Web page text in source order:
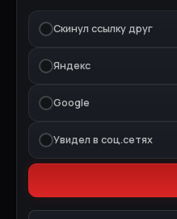
Скинул ссылку друг
Яндекс
Google
Увидел в соц.сетях